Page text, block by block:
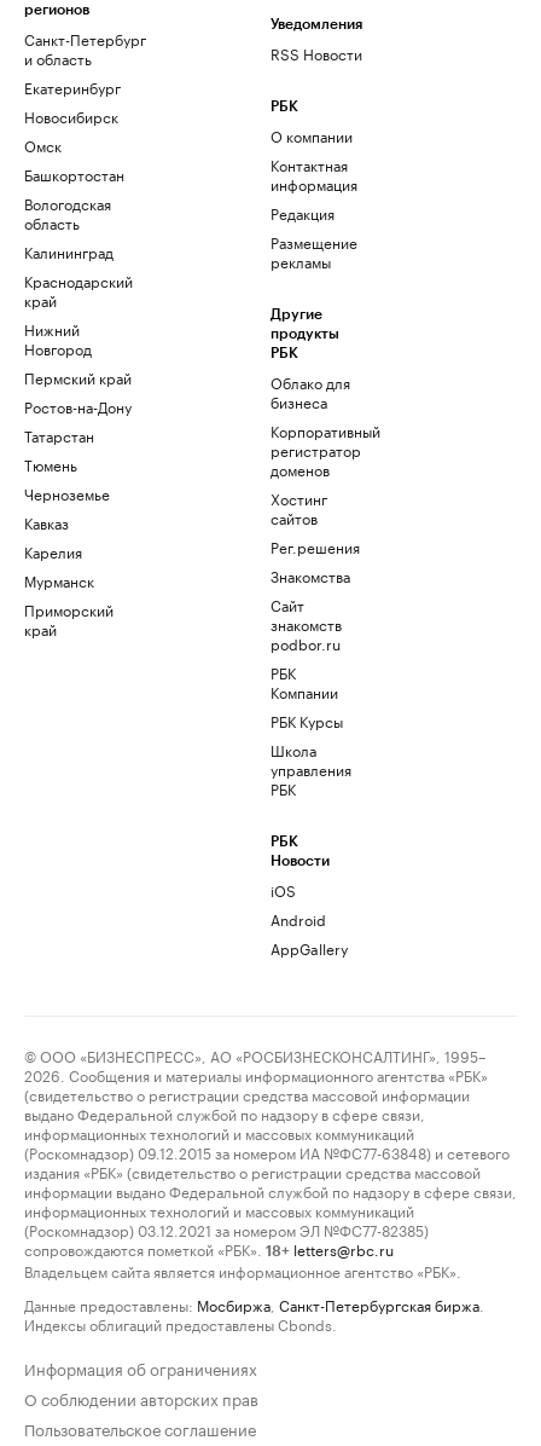
регионов
Санкт-Петербург
и область
Екатеринбург
Новосибирск
Омск
Башкортостан
Вологодская
область
Калининград
Краснодарский
край
Нижний
Новгород
Пермский край
Ростов-на-Дону
Татарстан
Тюмень
Черноземье
Кавказ
Карелия
Мурманск
Приморский
край
Уведомления
RSS Новости
РБК
О компании
Контактная
информация
Редакция
Размещение
рекламы
Другие
продукты
РБК
Облако для
бизнеса
Корпоративный
регистратор
доменов
Хостинг
сайтов
Рег.решения
Знакомства
Сайт
знакомств
podbor.ru
РБК
Компании
РБК Курсы
Школа
управления
РБК
РБК
Новости
iOS
Android
AppGallery
© ООО «БИЗНЕСПРЕСС», АО «РОСБИЗНЕСКОНСАЛТИНГ», 1995–
2026. Сообщения и материалы информационного агентства «РБК»
(свидетельство о регистрации средства массовой информации
выдано Федеральной службой по надзору в сфере связи,
информационных технологий и массовых коммуникаций
(Роскомнадзор) 09.12.2015 за номером ИА №ФС77-63848) и сетевого
издания «РБК» (свидетельство о регистрации средства массовой
информации выдано Федеральной службой по надзору в сфере связи,
информационных технологий и массовых коммуникаций
(Роскомнадзор) 03.12.2021 за номером ЭЛ №ФС77-82385)
сопровождаются пометкой «РБК».
18+ letters@rbc.ru
Владельцем сайта является информационное агентство «РБК».
Данные предоставлены: Мосбиржа Санкт-Петербургская биржа
Индексы облигаций предоставлены Cbonds.
Информация об ограничениях
О соблюдении авторских прав
Пользовательское соглашение